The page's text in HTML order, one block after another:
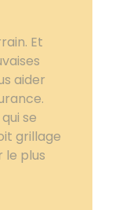
Et
aider
se
grillage
le plus